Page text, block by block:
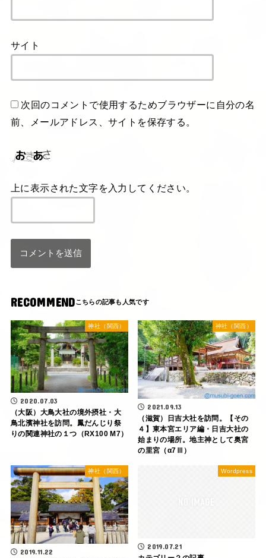
サイト
次回のコメントで使用するためブラウザーに自分の名
前、メールアドレス、サイトを保存する。
上に表示された文字を入力してください。
RECOMMEND
神社（関西）
2020.07.03
（大阪）大鳥大社の境外摂社・大
鳥北濱神社を訪問。鳳だんじり祭
りの関連神社の１つ（RX100 M7）
神社（関西）
2021.09.13
（滋賀）日吉大社を訪問。【その
４】東本宮エリア編・日吉大社の
始まりの場所。地主神として奥宮
の里宮（α7Ⅲ）
神社（関西）
2019.11.22
Wordpress
2019.07.21